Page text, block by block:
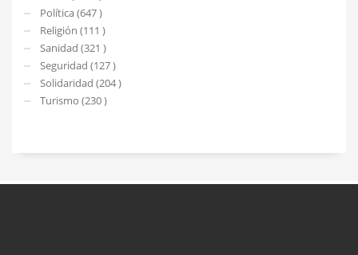
Política (647 )
Religión (111 )
Sanidad (321 )
Seguridad (127 )
Solidaridad (204 )
Turismo (230 )